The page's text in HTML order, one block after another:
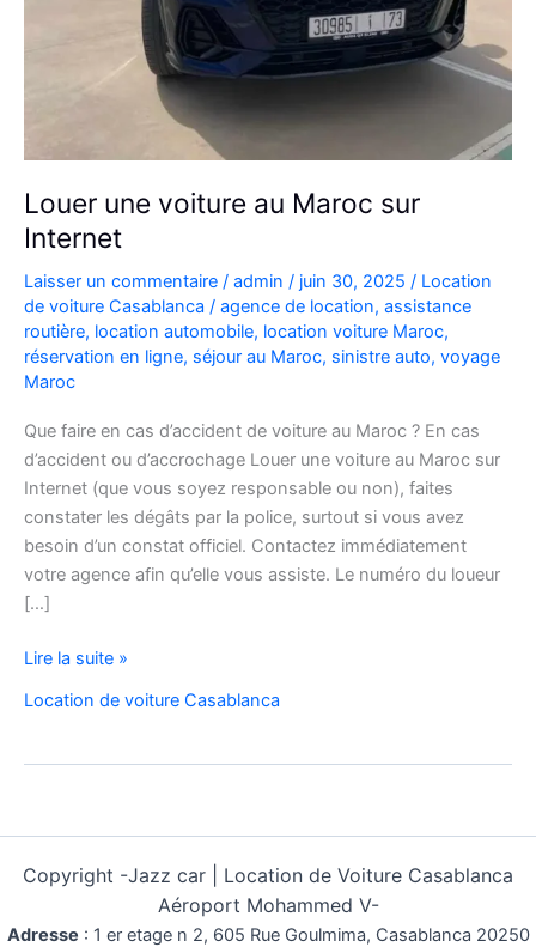
Louer une voiture au Maroc sur
Internet
Laisser un commentaire / admin / juin 30, 2025 / Location
de voiture Casablanca / agence de location, assistance
routière, location automobile, location voiture Maroc,
réservation en ligne, séjour au Maroc, sinistre auto, voyage
Maroc
Que faire en cas d’accident de voiture au Maroc ? En cas
d’accident ou d’accrochage Louer une voiture au Maroc sur
Internet (que vous soyez responsable ou non), faites
constater les dégâts par la police, surtout si vous avez
besoin d’un constat officiel. Contactez immédiatement
votre agence afin qu’elle vous assiste. Le numéro du loueur
[…]
Louer
voiture
Maroc
Lire la suite »
Location de voiture Casablanca
Copyright -Jazz car | Location de Voiture Casablanca
Aéroport Mohammed V-
Adresse : 1 er etage n 2, 605 Rue Goulmima, Casablanca 20250